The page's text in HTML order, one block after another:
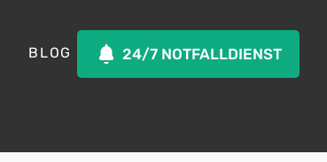
BLOG 24/7 NOTFALLDIENST